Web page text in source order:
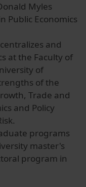
Myles
Public Economics
and
at the Faculty of
of
of the
Trade and
and Policy
programs
master's
program in